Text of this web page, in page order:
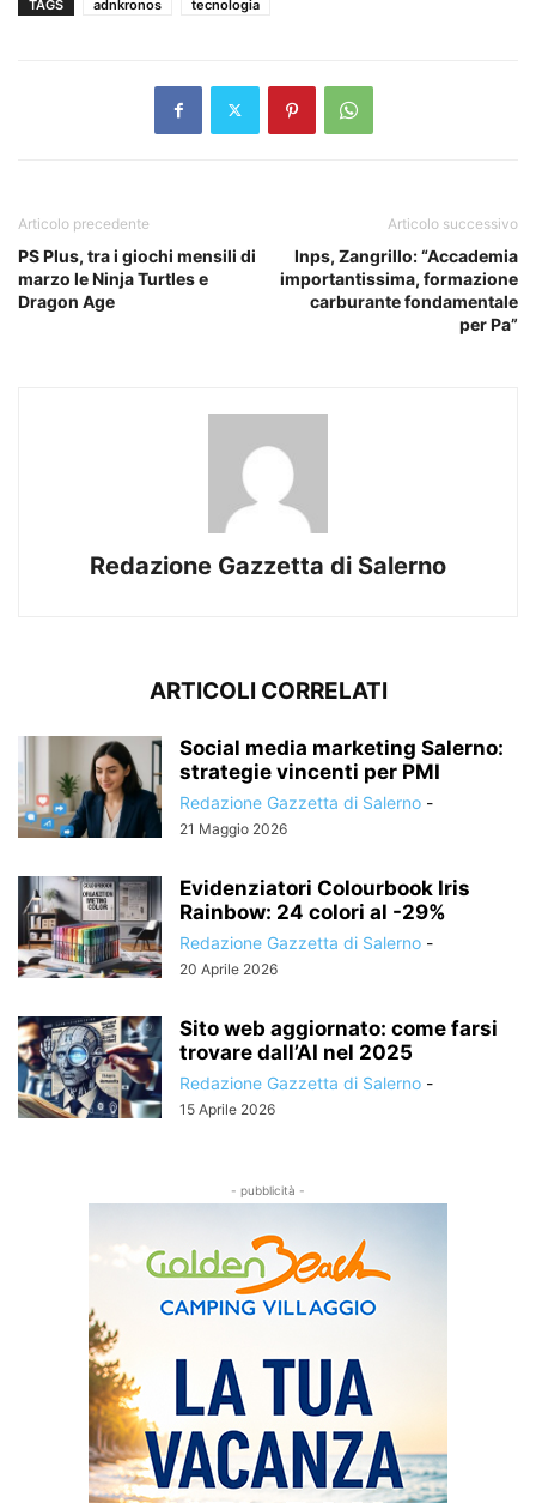
TAGS adnkronos tecnologia
Articolo precedente
PS Plus, tra i giochi mensili di
marzo le Ninja Turtles e
Dragon Age
Articolo successivo
Inps, Zangrillo: “Accademia
importantissima, formazione
carburante fondamentale
per Pa”
Redazione Gazzetta di Salerno
ARTICOLI CORRELATI
Social media marketing Salerno:
strategie vincenti per PMI
Redazione Gazzetta di Salerno -
21 Maggio 2026
Evidenziatori Colourbook Iris
Rainbow: 24 colori al -29%
Redazione Gazzetta di Salerno -
20 Aprile 2026
Sito web aggiornato: come farsi
trovare dall’AI nel 2025
Redazione Gazzetta di Salerno -
15 Aprile 2026
- pubblicità -